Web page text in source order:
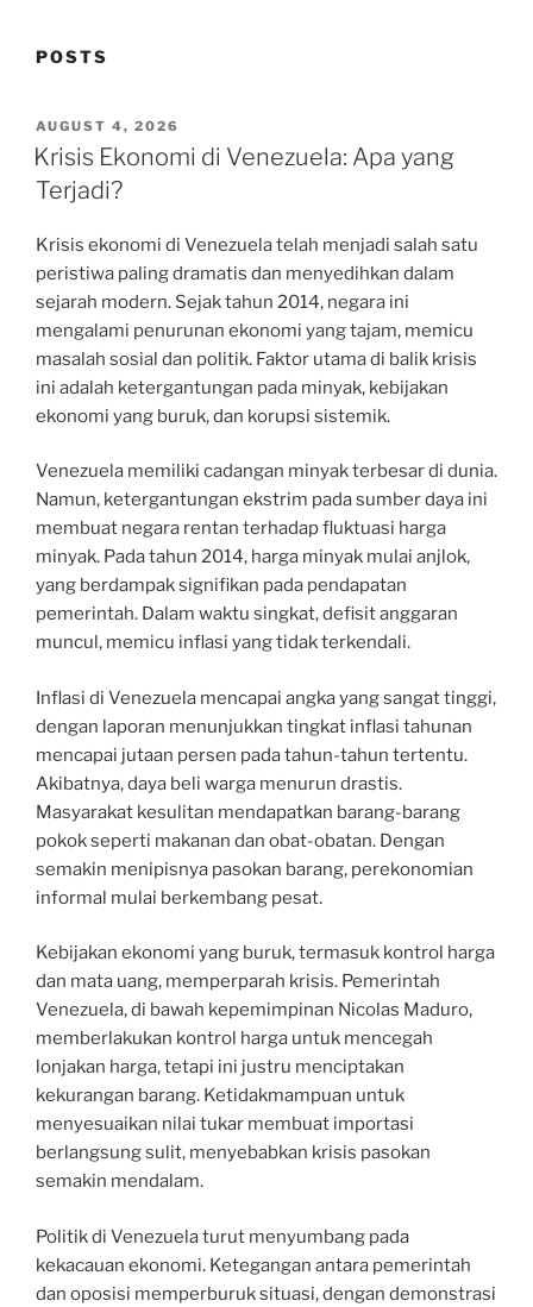
POSTS
POSTED
ON
AUGUST 4, 2026
Krisis Ekonomi di Venezuela: Apa yang
Terjadi?
Krisis ekonomi di Venezuela telah menjadi salah satu
peristiwa paling dramatis dan menyedihkan dalam
sejarah modern. Sejak tahun 2014, negara ini
mengalami penurunan ekonomi yang tajam, memicu
masalah sosial dan politik. Faktor utama di balik krisis
ini adalah ketergantungan pada minyak, kebijakan
ekonomi yang buruk, dan korupsi sistemik.
Venezuela memiliki cadangan minyak terbesar di dunia.
Namun, ketergantungan ekstrim pada sumber daya ini
membuat negara rentan terhadap fluktuasi harga
minyak. Pada tahun 2014, harga minyak mulai anjlok,
yang berdampak signifikan pada pendapatan
pemerintah. Dalam waktu singkat, defisit anggaran
muncul, memicu inflasi yang tidak terkendali.
Inflasi di Venezuela mencapai angka yang sangat tinggi,
dengan laporan menunjukkan tingkat inflasi tahunan
mencapai jutaan persen pada tahun-tahun tertentu.
Akibatnya, daya beli warga menurun drastis.
Masyarakat kesulitan mendapatkan barang-barang
pokok seperti makanan dan obat-obatan. Dengan
semakin menipisnya pasokan barang, perekonomian
informal mulai berkembang pesat.
Kebijakan ekonomi yang buruk, termasuk kontrol harga
dan mata uang, memperparah krisis. Pemerintah
Venezuela, di bawah kepemimpinan Nicolas Maduro,
memberlakukan kontrol harga untuk mencegah
lonjakan harga, tetapi ini justru menciptakan
kekurangan barang. Ketidakmampuan untuk
menyesuaikan nilai tukar membuat importasi
berlangsung sulit, menyebabkan krisis pasokan
semakin mendalam.
Politik di Venezuela turut menyumbang pada
kekacauan ekonomi. Ketegangan antara pemerintah
dan oposisi memperburuk situasi, dengan demonstrasi